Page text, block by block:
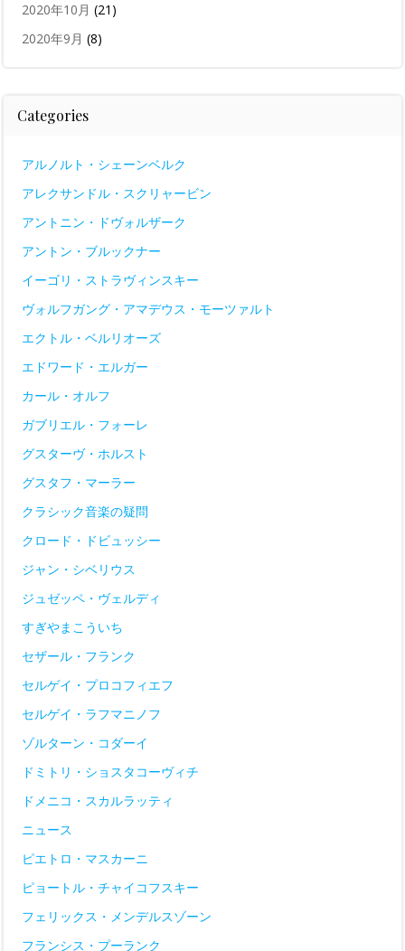
2020年10月 (21)
2020年9月 (8)
Categories
アルノルト・シェーンベルク
アレクサンドル・スクリャービン
アントニン・ドヴォルザーク
アントン・ブルックナー
イーゴリ・ストラヴィンスキー
ヴォルフガング・アマデウス・モーツァルト
エクトル・ベルリオーズ
エドワード・エルガー
カール・オルフ
ガブリエル・フォーレ
グスターヴ・ホルスト
グスタフ・マーラー
クラシック音楽の疑問
クロード・ドビュッシー
ジャン・シベリウス
ジュゼッペ・ヴェルディ
すぎやまこういち
セザール・フランク
セルゲイ・プロコフィエフ
セルゲイ・ラフマニノフ
ゾルターン・コダーイ
ドミトリ・ショスタコーヴィチ
ドメニコ・スカルラッティ
ニュース
ピエトロ・マスカーニ
ピョートル・チャイコフスキー
フェリックス・メンデルスゾーン
フランシス・プーランク